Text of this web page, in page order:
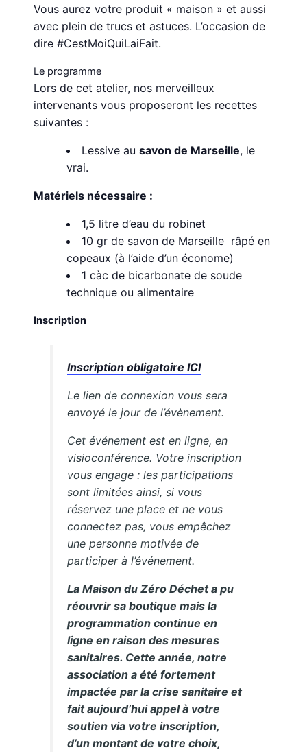
Vous aurez votre produit « maison » et aussi
avec plein de trucs et astuces. L’occasion de
dire #CestMoiQuiLaiFait.
Le programme
Lors de cet atelier, nos merveilleux
intervenants vous proposeront les recettes
suivantes :
Lessive ausavon de Marseille, le
vrai.
Matériels nécessaire :
1,5 litre d’eau du robinet
10 gr de savon de Marseille râpé en
copeaux (à l’aide d’un économe)
1 càc de bicarbonate de soude
technique ou alimentaire
Inscription
Inscription obligatoire ICI
Le lien de connexion vous sera
envoyé le jour de l’évènement.
Cet événement est en ligne, en
visioconférence. Votre inscription
vous engage : les participations
sont limitées ainsi, si vous
réservez une place et ne vous
connectez pas, vous empêchez
une personne motivée de
participer à l’événement.
La Maison du Zéro Déchet a pu
réouvrir sa boutique mais la
programmation continue en
ligne en raison des mesures
sanitaires. Cette année, notre
association a été fortement
impactée par la crise sanitaire et
fait aujourd’hui appel à votre
soutien via votre inscription,
d’un montant de votre choix,